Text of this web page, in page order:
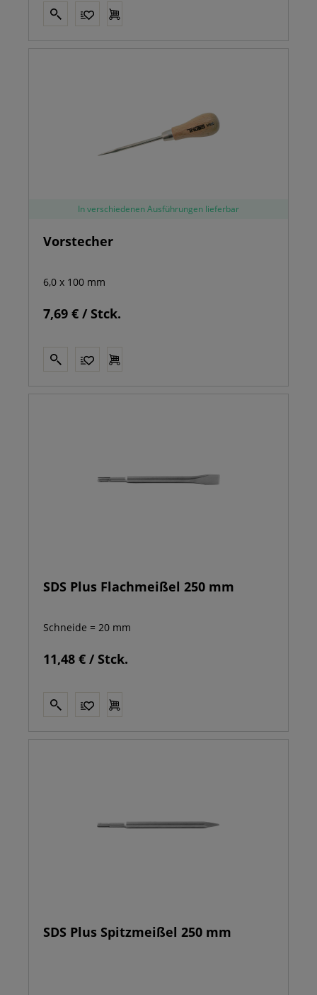
In verschiedenen Ausführungen lieferbar
Vorstecher
6,0 x 100 mm
7,69 € / Stck.
SDS Plus Flachmeißel 250 mm
Schneide = 20 mm
11,48 € / Stck.
SDS Plus Spitzmeißel 250 mm